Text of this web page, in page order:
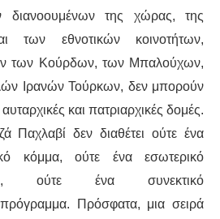
διανοουμένων της χώρας, της
των εθνοτικών κοινοτήτων,
των Κούρδων, των Μπαλούχων,
Ιρανών Τούρκων, δεν μπορούν
και πατριαρχικές δομές.
Παχλαβί δεν διαθέτει ούτε ένα
κόμμα, ούτε ένα εσωτερικό
ούτε ένα συνεκτικό
πρόγραμμα. Πρόσφατα, μια σειρά